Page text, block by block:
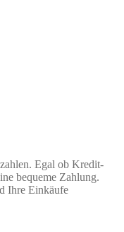
Egal ob Kredit-
bequeme Zahlung.
Ihre Einkäufe